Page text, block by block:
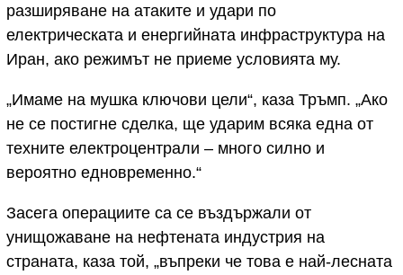
разширяване на атаките и удари по
електрическата и енергийната инфраструктура на
Иран, ако режимът не приеме условията му.
„Имаме на мушка ключови цели“, каза Тръмп. „Ако
не се постигне сделка, ще ударим всяка една от
техните електроцентрали – много силно и
вероятно едновременно.“
Засега операциите са се въздържали от
унищожаване на нефтената индустрия на
страната, каза той, „въпреки че това е най-лесната